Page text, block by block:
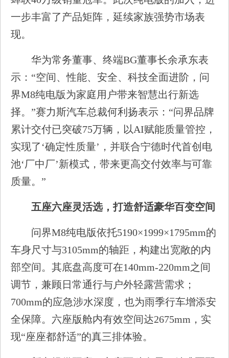
一步丰富了产品矩阵，延续家族强势市场表
现。
华为常务董事、终端BG董事长余承东表
示：“空间、性能、安全、科技全面进阶，问
界M8纯电版为家庭用户带来智慧出行新选
择。”赛力斯汽车总裁何利扬表示：“问界品牌
累计交付已突破75万辆，以AI赋能质量管控，
实现了‘确定性质量’，并联合宁德时代首创电
池‘厂中厂’新模式，带来更高交付效率与可靠
质量。”
五座六座灵活选，打造舒适豪华百变空间
问界M8纯电版依托5190×1999×1795mm的
车身尺寸与3105mm的轴距，构建出宽敞的内
部空间。其底盘高度可在140mm-220mm之间
调节，兼顾日常通行与户外轻露营需求；
700mm的应急涉水深度，也为雨季行车增添安
全保障。六座版舱内有效空间达2675mm，实
现“座座都舒适”的真三排体验。